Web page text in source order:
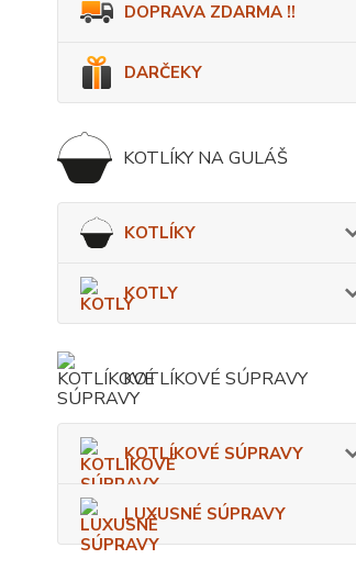
DOPRAVA ZDARMA !!
DARČEKY
KOTLÍKY NA GULÁŠ
KOTLÍKY
KOTLY
KOTLÍKOVÉ SÚPRAVY
KOTLÍKOVÉ SÚPRAVY
LUXUSNÉ SÚPRAVY